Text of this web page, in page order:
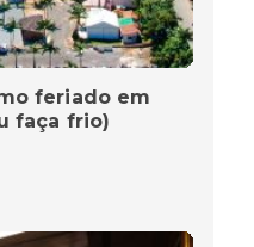
feriado em
faça frio)